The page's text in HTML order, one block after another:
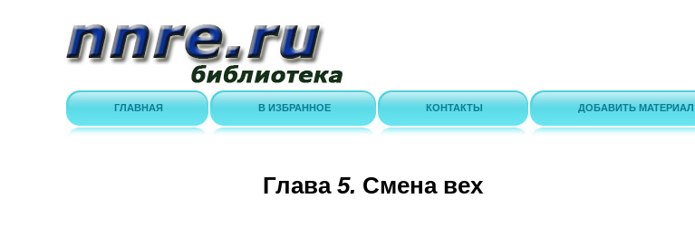
ГЛАВНАЯ В ИЗБРАННОЕ КОНТАКТЫ ДОБАВИТЬ МАТЕРИАЛ
Глава 5. Смена вех